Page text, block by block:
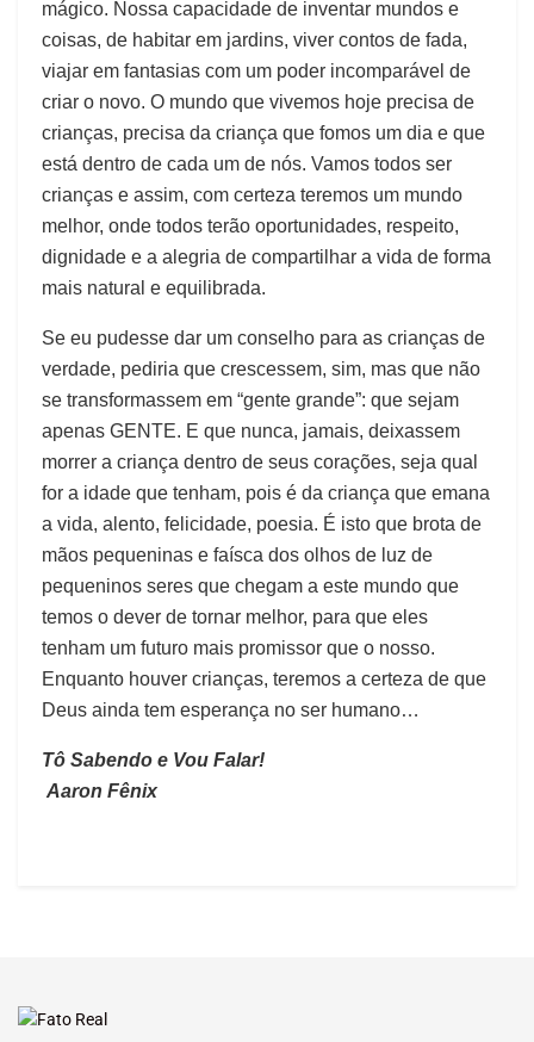
mágico. Nossa capacidade de inventar mundos e
coisas, de habitar em jardins, viver contos de fada,
viajar em fantasias com um poder incomparável de
criar o novo. O mundo que vivemos hoje precisa de
crianças, precisa da criança que fomos um dia e que
está dentro de cada um de nós. Vamos todos ser
crianças e assim, com certeza teremos um mundo
melhor, onde todos terão oportunidades, respeito,
dignidade e a alegria de compartilhar a vida de forma
mais natural e equilibrada.
Se eu pudesse dar um conselho para as crianças de
verdade, pediria que crescessem, sim, mas que não
se transformassem em “gente grande”: que sejam
apenas GENTE. E que nunca, jamais, deixassem
morrer a criança dentro de seus corações, seja qual
for a idade que tenham, pois é da criança que emana
a vida, alento, felicidade, poesia. É isto que brota de
mãos pequeninas e faísca dos olhos de luz de
pequeninos seres que chegam a este mundo que
temos o dever de tornar melhor, para que eles
tenham um futuro mais promissor que o nosso.
Enquanto houver crianças, teremos a certeza de que
Deus ainda tem esperança no ser humano…
Tô Sabendo e Vou Falar!
Aaron Fênix